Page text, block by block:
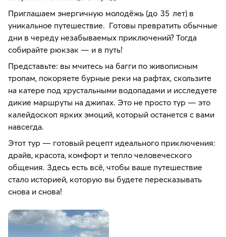
Приглашаем энергичную молодёжь (до 35 лет) в
уникальное путешествие. Готовы превратить обычные
дни в череду незабываемых приключений? Тогда
собирайте рюкзак — и в путь!
Представьте: вы мчитесь на багги по живописным
тропам, покоряете бурные реки на рафтах, скользите
на катере под хрустальными водопадами и исследуете
дикие маршруты на джипах. Это не просто тур — это
калейдоскоп ярких эмоций, который останется с вами
навсегда.
Этот тур — готовый рецепт идеального приключения:
драйв, красота, комфорт и тепло человеческого
общения. Здесь есть всё, чтобы ваше путешествие
стало историей, которую вы будете пересказывать
снова и снова!